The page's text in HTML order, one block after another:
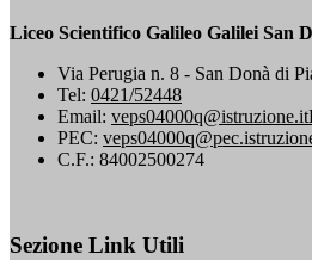
Liceo Scientifico Galileo Galilei San
Via Perugia n. 8 - San Donà di
Tel: 0421/52448
Email: veps04000q@istruzione.it
PEC:
C.F.: 84002500274
Sezione Link Utili